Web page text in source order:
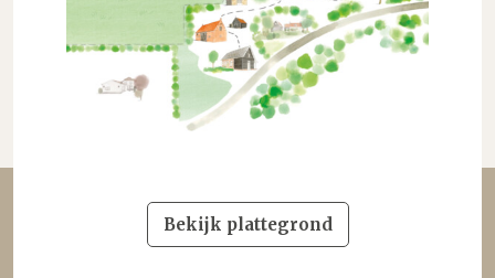
Bekijk plattegrond